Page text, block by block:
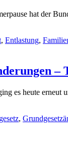
hat der
, Entlastung,
–
es heute
,